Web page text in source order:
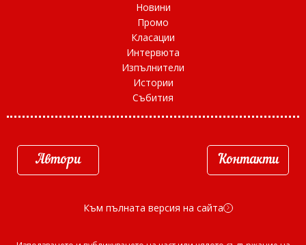
Новини
Промо
Класации
Интервюта
Изпълнители
Истории
Събития
Автори Контакти
Към пълната версия на сайта d